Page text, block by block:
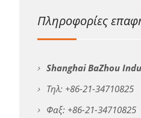
Πληροφορίες
Shanghai BaZhou
Τηλ: +86-21-34710825
Φαξ: +86-21-34710825